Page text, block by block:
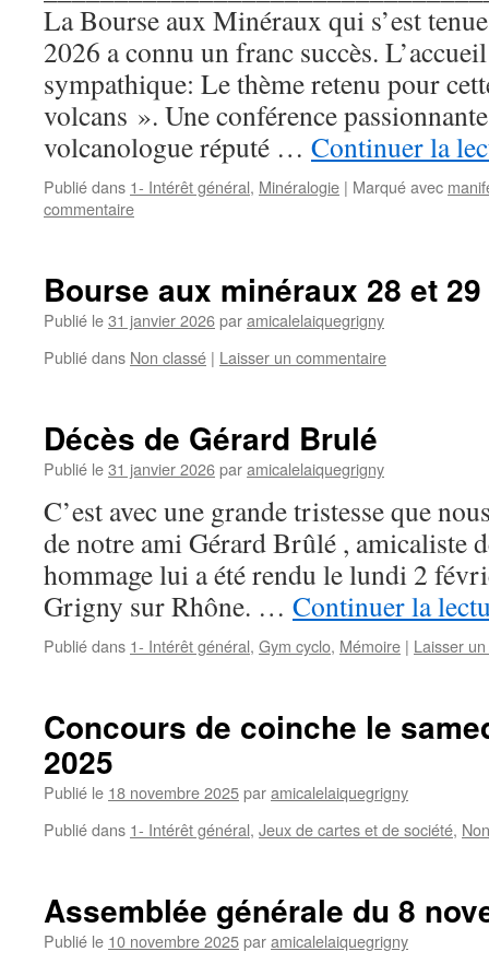
La Bourse aux Minéraux qui s’est
2026 a connu un franc succès.
sympathique: Le thème retenu pour
volcans ». Une conférence
volcanologue réputé … Continuer la
Publié dans 1- Intérêt général, Minéralogie | Marqué avec
commentaire
Bourse aux minéraux 28 et
Publié le31 janvier 2026paramicalelaiquegrigny
Publié dans Non classé | Laisser un commentaire
Décès de Gérard Brulé
Publié le31 janvier 2026paramicalelaiquegrigny
C’est avec une grande tristesse que
de notre ami Gérard Brûlé , amicaliste
hommage lui a été rendu le lundi 2
Grigny sur Rhône. … Continuer la
Publié dans 1- Intérêt général, Gym cyclo, Mémoire | Laisser
Concours de coinche le
2025
Publié le 18 novembre 2025paramicalelaiquegrigny
Publié dans 1- Intérêt général, Jeux de cartes et de société,
Assemblée générale du 8
Publié le 10 novembre 2025paramicalelaiquegrigny